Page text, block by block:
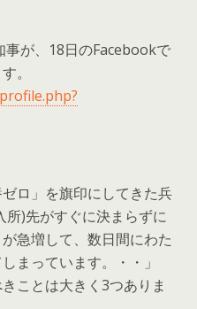
事が、18日のFacebookで
。
ロ」を旗印にしてきた兵
)先がすぐに決まらずに
急増して、数日間にわた
まっています。・・」
ことは大きく3つありま